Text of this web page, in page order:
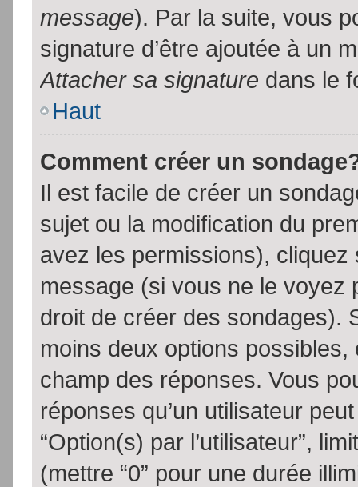
message). Par la suite, vous
signature d’être ajoutée à un
Attacher sa signature dans le
Haut
Comment créer un
Il est facile de créer un
sujet ou la modification du
avez les permissions), cliquez
message (si vous ne le voyez
droit de créer des sondages).
moins deux options
champ des réponses. Vous
réponses qu’un utilisateur
“Option(s) par l’utilisateur”,
(mettre “0” pour une durée